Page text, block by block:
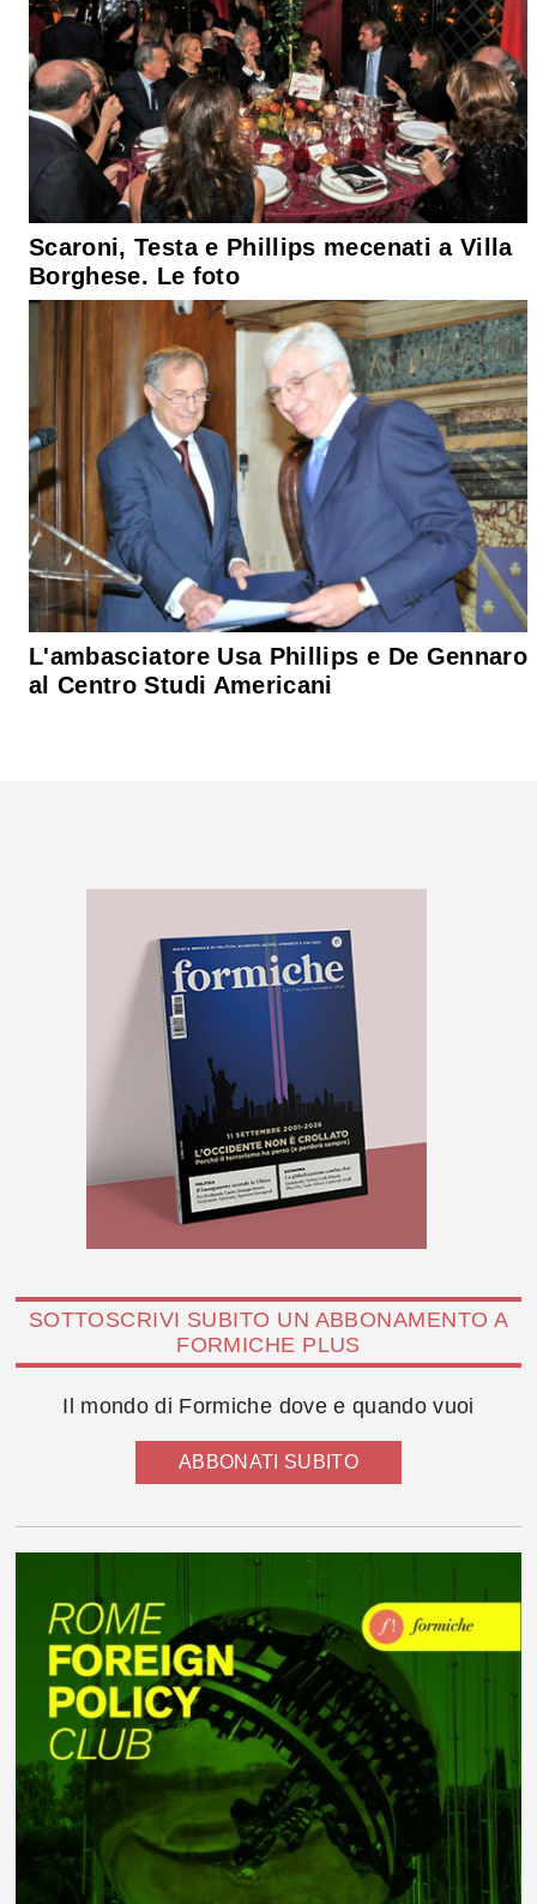
Scaroni, Testa e Phillips mecenati a Villa
Borghese. Le foto
L'ambasciatore Usa Phillips e De Gennaro
al Centro Studi Americani
SOTTOSCRIVI SUBITO UN ABBONAMENTO A
FORMICHE PLUS
Il mondo di Formiche dove e quando vuoi
ABBONATI SUBITO